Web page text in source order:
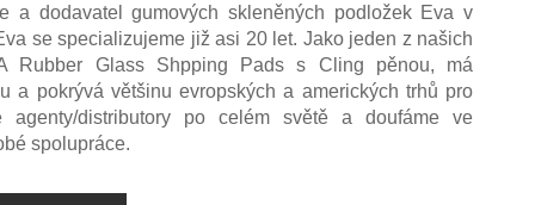
a dodavatel gumových skleněných podložek Eva v
se specializujeme již asi 20 let. Jako jeden z našich
Rubber Glass Shpping Pads s Cling pěnou, má
a pokrývá většinu evropských a amerických trhů pro
agenty/distributory po celém světě a doufáme ve
spolupráce.